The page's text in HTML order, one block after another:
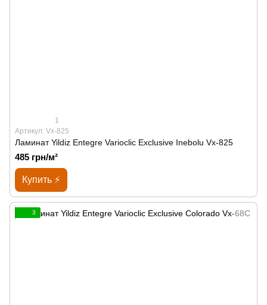
1
Артикул: Vx-825
Ламинат Yildiz Entegre Varioclic Exclusive Inebolu Vx-825
485 грн/м²
Купить ⚡
3